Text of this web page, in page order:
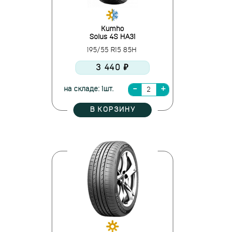
Kumho
Solus 4S HA31
195/55 R15 85H
3 440 ₽
на складе: 1шт.
В КОРЗИНУ